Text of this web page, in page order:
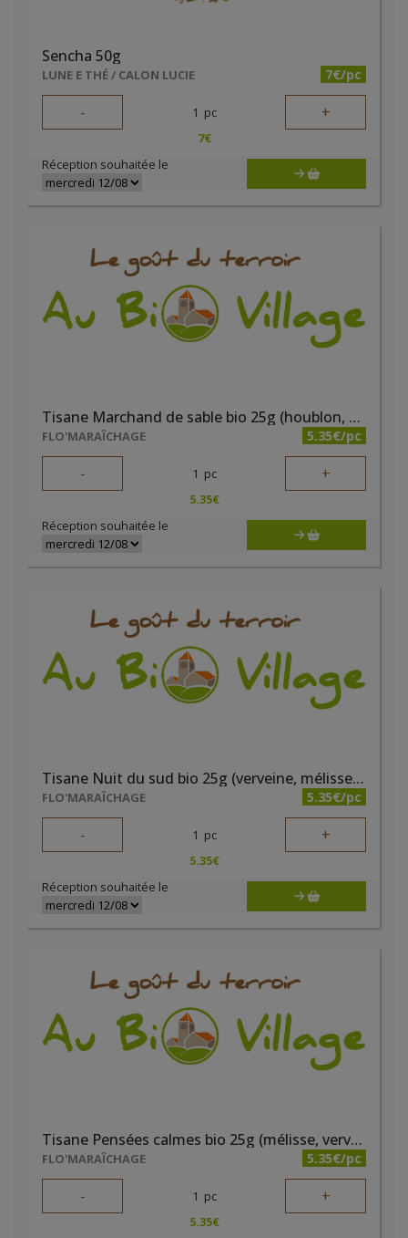
Sencha 50g
LUNE E THÉ / CALON LUCIE 7€/pc
- 1 pc +
7€
Réception souhaitée le
Tisane Marchand de sable bio 25g (houblon, verveine, marjolaine, mélisse, lavande, coquelicot)
FLO'MARAÎCHAGE 5.35€/pc
- 1 pc +
5.35€
Réception souhaitée le
Tisane Nuit du sud bio 25g (verveine, mélisse, lavande)
FLO'MARAÎCHAGE 5.35€/pc
- 1 pc +
5.35€
Réception souhaitée le
Tisane Pensées calmes bio 25g (mélisse, verveine, marjolaine et lavande)
FLO'MARAÎCHAGE 5.35€/pc
- 1 pc +
5.35€